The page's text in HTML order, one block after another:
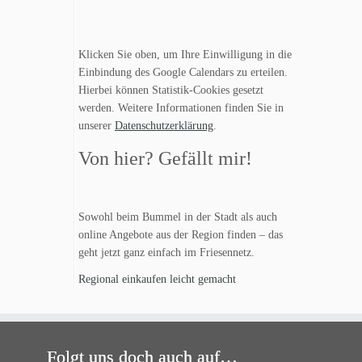
Klicken Sie oben, um Ihre Einwilligung in die
Einbindung des Google Calendars zu erteilen.
Hierbei können Statistik-Cookies gesetzt
werden. Weitere Informationen finden Sie in
unserer Datenschutzerklärung.
Von hier? Gefällt mir!
Sowohl beim Bummel in der Stadt als auch
online Angebote aus der Region finden – das
geht jetzt ganz einfach im Friesennetz.
Regional einkaufen leicht gemacht
Folgt uns doch auch auf…